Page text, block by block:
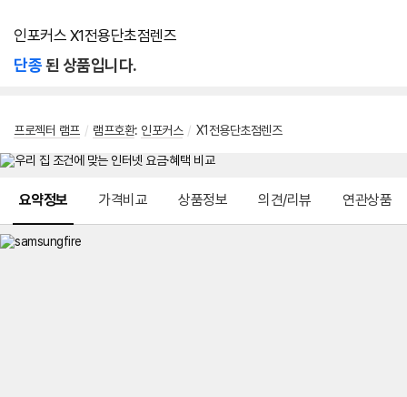
인포커스 X1전용단초점렌즈
단종된 상품입니다.
프로젝터 램프 / 램프호환: 인포커스 / X1전용단초점렌즈
요약정보 가격비교 상품정보 의견/리뷰 연관상품